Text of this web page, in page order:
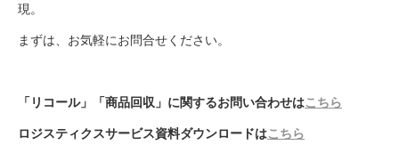
現。
まずは、お気軽にお問合せください。
「リコール」「商品回収」に関するお問い合わせはこちら
ロジスティクスサービス資料ダウンロードはこちら